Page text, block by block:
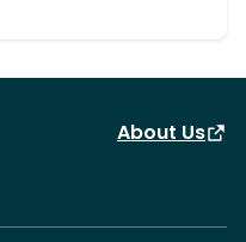
About Us